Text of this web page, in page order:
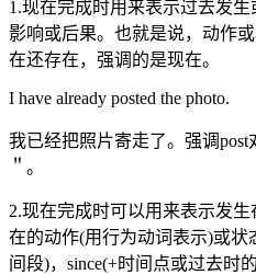
1.现在完成时用来表示过去发
影响或后果。也就是说，动作
在还存在，强调的是现在。
I have already posted the photo.
我已经把照片寄走了。强调
＂。
2.现在完成时可以用来表示发
在的动作(用行为动词表示)或状
间段)，since(+时间点或过去时